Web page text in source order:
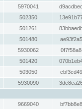
5970041
502350
501261
501480
5930062
501420
503050
5930090
9669040